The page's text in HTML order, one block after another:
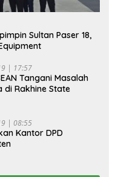
Sultan Paser 18,
| 17:57
Tangani Masalah
di Rakhine State
| 08:55
Kantor DPD